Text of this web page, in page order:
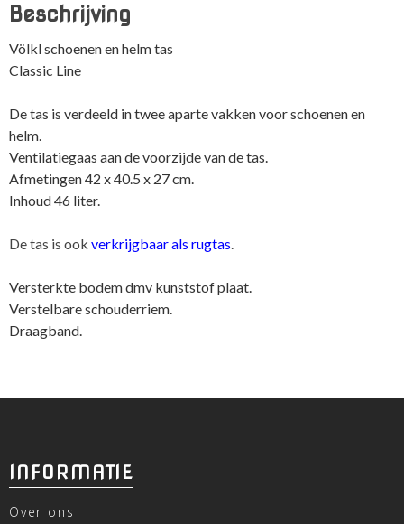
Line
Beschrijving
Völkl schoenen en helm tas
Classic Line
De tas is verdeeld in twee aparte vakken voor schoenen en
helm.
Ventilatiegaas aan de voorzijde van de tas.
Afmetingen 42 x 40.5 x 27 cm.
Inhoud 46 liter.
De tas is ook verkrijgbaar als rugtas.
Versterkte bodem dmv kunststof plaat.
Verstelbare schouderriem.
Draagband.
INFORMATIE
Over ons